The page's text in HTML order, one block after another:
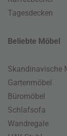
Tagesdecken
Beliebte Möbel
Skandinavische
Gartenmöbel
Büromöbel
Schlafsofa
Wandregale